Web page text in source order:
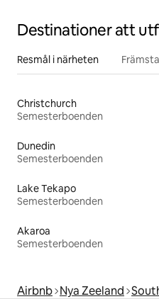
Destinationer att
Resmål i närheten
Christchurch
Semesterboenden
Dunedin
Semesterboenden
Lake Tekapo
Semesterboenden
Akaroa
Semesterboenden
Airbnb Nya Zeeland